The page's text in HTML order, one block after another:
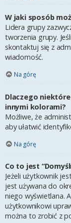
W jaki sposób
Lidera grupy
tworzenia grupy.
skontaktuj się z
wiadomość.
Na górę
Dlaczego
innymi kolorami?
Możliwe, że
aby ułatwić
Na górę
Co to jest
Jeżeli użytkownik
jest używana do
niego wyświetlana.
użytkownikowi
można to zrobić z